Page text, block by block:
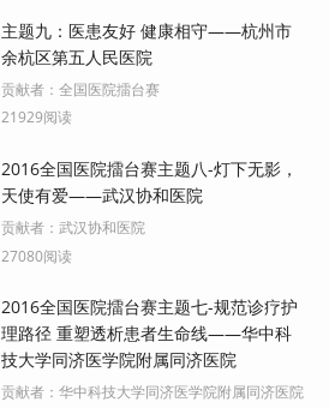
主题九：医患友好 健康相守——杭州市
余杭区第五人民医院
贡献者： 全国医院擂台赛
21929阅读
2016全国医院擂台赛主题八-灯下无影，
天使有爱——武汉协和医院
贡献者： 武汉协和医院
27080阅读
2016全国医院擂台赛主题七-规范诊疗护
理路径 重塑透析患者生命线——华中科
技大学同济医学院附属同济医院
贡献者： 华中科技大学同济医学院附属同济医院